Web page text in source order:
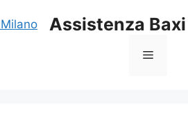
Assistenza
Menu